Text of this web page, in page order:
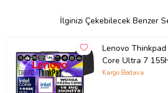
İlginizi Çekebilecek Benzer
Lenovo
Core Ultra 7
SSD Intel® Aı
Kargo Bedava